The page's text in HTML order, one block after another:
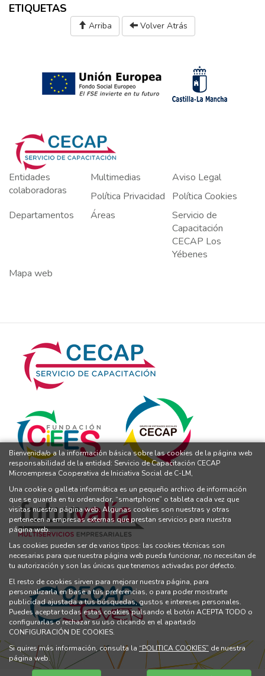
ETIQUETAS
Arriba Volver Atrás
Entidades
colaboradoras
Multimedias
Aviso Legal
Política Privacidad
Política Cookies
Departamentos
Áreas
Servicio de
Capacitación
CECAP Los
Yébenes
Mapa web
Bienvenida/o a la información básica sobre las cookies de la página web
responsabilidad de la entidad: Servicio de Capacitación CECAP
Microempresa Cooperativa de Iniciativa Social de C-LM,
Una cookie o galleta informática es un pequeño archivo de información
que se guarda en tu ordenador, “smartphone” o tableta cada vez que
visitas nuestra página web. Algunas cookies son nuestras y otras
pertenecen a empresas externas que prestan servicios para nuestra
página web.
Las cookies pueden ser de varios tipos: las cookies técnicas son
necesarias para que nuestra página web pueda funcionar, no necesitan de
tu autorización y son las únicas que tenemos activadas por defecto.
El resto de cookies sirven para mejorar nuestra página, para
personalizarla en base a tus preferencias, o para poder mostrarte
publicidad ajustada a tus búsquedas, gustos e intereses personales.
Puedes aceptar todas estas cookies pulsando el botón ACEPTA TODO o
configurarlas o rechazar su uso clicando en el apartado
CONFIGURACIÓN DE COOKIES.
Si quires más información, consulta la “POLITICA COOKIES” de nuestra
página web.